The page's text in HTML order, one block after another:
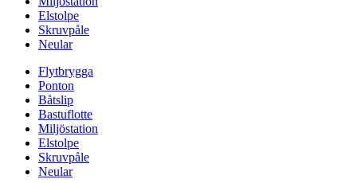
Elstolpe
Skruvpåle
Neular
Flytbrygga
Ponton
Båtslip
Bastuflotte
Miljöstation
Elstolpe
Skruvpåle
Neular